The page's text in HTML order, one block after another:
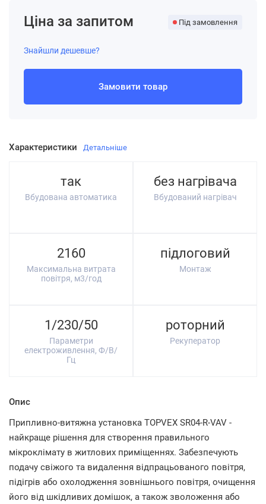
Характеристики Детальніше
так
Вбудована автоматика
без нагрівача
Вбудований нагрівач
2160
Максимальна витрата
повітря, м3/год
підлоговий
Монтаж
1/230/50
Параметри
електроживлення, Ф/В/
Гц
роторний
Рекуператор
Опис
Припливно-витяжна установка TOPVEX SR04-R-VAV -
найкраще рішення для створення правильного
мікроклімату в житлових приміщеннях. Забезпечують
подачу свіжого та видалення відпрацьованого повітря,
підігрів або охолодження зовнішнього повітря, очищення
його від шкідливих домішок, а також зволоження або
Ціна за запитом Під замовлення
Знайшли дешевше?
Замовити товар